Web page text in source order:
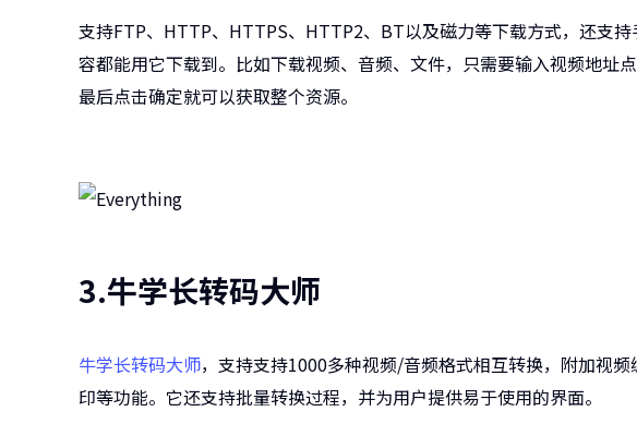
支持FTP、HTTP、HTTPS、HTTP2、BT以及磁力等下载方式，还支
容都能用它下载到。比如下载视频、音频、文件，只需要输入视频地址
最后点击确定就可以获取整个资源。
3.牛学长转码大师
牛学长转码大师，支持支持1000多种视频/音频格式相互转换，附加视
印等功能。它还支持批量转换过程，并为用户提供易于使用的界面。